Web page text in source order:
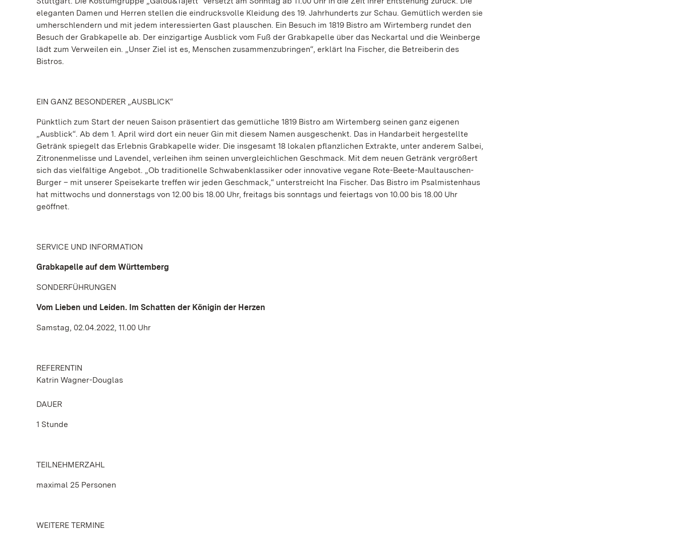
eleganten Damen und Herren stellen die eindrucksvolle Kleidung des 19. Jahrhunderts zur Schau. Gemütlich werden sie
umherschlendern und mit jedem interessierten Gast plauschen. Ein Besuch im 1819 Bistro am Wirtemberg rundet den
Besuch der Grabkapelle ab. Der einzigartige Ausblick vom Fuß der Grabkapelle über das Neckartal und die Weinberge
lädt zum Verweilen ein. „Unser Ziel ist es, Menschen zusammenzubringen“, erklärt Ina Fischer, die Betreiberin des
Bistros.
EIN GANZ BESONDERER „AUSBLICK“
Pünktlich zum Start der neuen Saison präsentiert das gemütliche 1819 Bistro am Wirtemberg seinen ganz eigenen
„Ausblick“. Ab dem 1. April wird dort ein neuer Gin mit diesem Namen ausgeschenkt. Das in Handarbeit hergestellte
Getränk spiegelt das Erlebnis Grabkapelle wider. Die insgesamt 18 lokalen pflanzlichen Extrakte, unter anderem Salbei,
Zitronenmelisse und Lavendel, verleihen ihm seinen unvergleichlichen Geschmack. Mit dem neuen Getränk vergrößert
sich das vielfältige Angebot. „Ob traditionelle Schwabenklassiker oder innovative vegane Rote-Beete-Maultauschen-
Burger – mit unserer Speisekarte treffen wir jeden Geschmack,“ unterstreicht Ina Fischer. Das Bistro im Psalmistenhaus
hat mittwochs und donnerstags von 12.00 bis 18.00 Uhr, freitags bis sonntags und feiertags von 10.00 bis 18.00 Uhr
geöffnet.
SERVICE UND INFORMATION
Grabkapelle auf dem Württemberg
SONDERFÜHRUNGEN
Vom Lieben und Leiden. Im Schatten der Königin der Herzen
Samstag, 02.04.2022, 11.00 Uhr
REFERENTIN
Katrin Wagner-Douglas
DAUER
1 Stunde
TEILNEHMERZAHL
maximal 25 Personen
WEITERE TERMINE